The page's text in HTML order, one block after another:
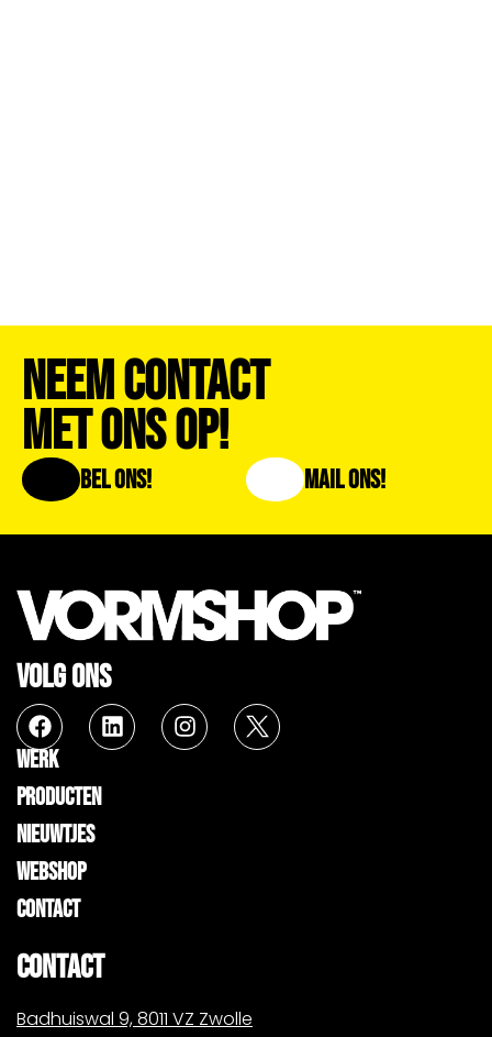
Neem Contact
Met Ons Op!
Bel Ons! Mail Ons!
VOLG ONS
WERK
PRODUCTEN
NIEUWTJES
WEBSHOP
CONTACT
CONTACT
Badhuiswal 9, 8011 VZ Zwolle